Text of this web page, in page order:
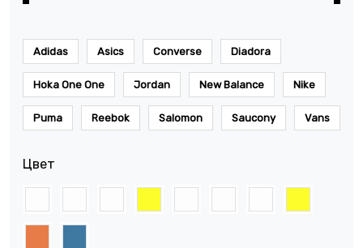
Adidas Asics Converse Diadora
Hoka One One Jordan New Balance Nike
Puma Reebok Salomon Saucony Vans
Цвет